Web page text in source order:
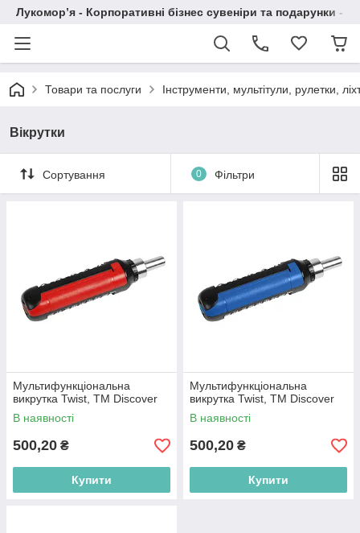
Лукомор’я - Корпоративні бізнес сувеніри та подарунки -
Товари та послуги Інструменти, мультітули, рулетки,
Вікрутки
Сортування 0 Фільтри
Мультифункціональна
викрутка Twist, TM Discover
В наявності
500,20 ₴
Купити
Мультифункціональна
викрутка Twist, TM Discover
В наявності
500,20 ₴
Купити